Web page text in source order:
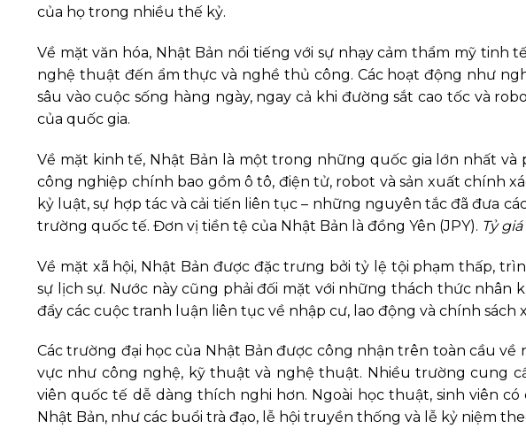
của họ trong nhiều thế kỷ.
Về mặt văn hóa, Nhật Bản nổi tiếng với sự nhạy cảm thẩm mỹ tinh
nghệ thuật đến ẩm thực và nghề thủ công. Các hoạt động như
sâu vào cuộc sống hàng ngày, ngay cả khi đường sắt cao tốc và
của quốc gia.
Về mặt kinh tế, Nhật Bản là một trong những quốc gia lớn nhất và
công nghiệp chính bao gồm ô tô, điện tử, robot và sản xuất chính
kỷ luật, sự hợp tác và cải tiến liên tục – những nguyên tắc đã đưa
trường quốc tế. Đơn vị tiền tệ của Nhật Bản là đồng Yên (JPY). Tỷ giá
Về mặt xã hội, Nhật Bản được đặc trưng bởi tỷ lệ tội phạm thấp,
sự lịch sự. Nước này cũng phải đối mặt với những thách thức nhân
đẩy các cuộc tranh luận liên tục về nhập cư, lao động và chính sách
Các trường đại học của Nhật Bản được công nhận trên toàn cầu
vực như công nghệ, kỹ thuật và nghệ thuật. Nhiều trường cung
viên quốc tế dễ dàng thích nghi hơn. Ngoài học thuật, sinh viên
Nhật Bản, như các buổi trà đạo, lễ hội truyền thống và lễ kỷ niệm